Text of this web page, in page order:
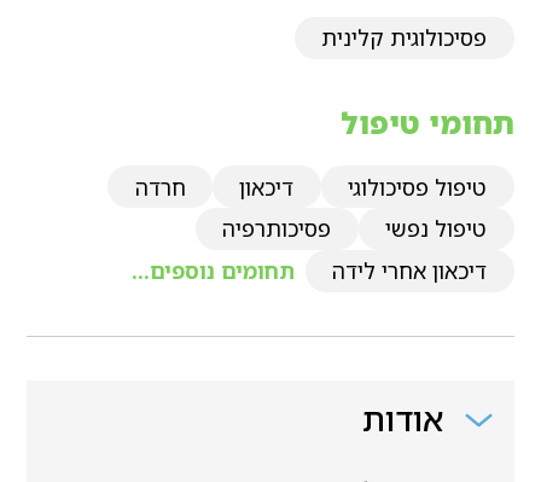
פסיכולוגית קלינית
תחומי טיפול
טיפול פסיכולוגי דיכאון
חרדה
טיפול נפשי
פסיכותרפיה
דיכאון אחרי לידה
תחומים נוספים...
אודות